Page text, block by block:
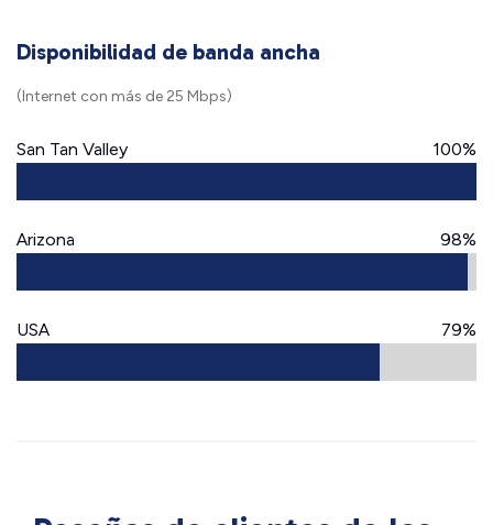
Disponibilidad de banda ancha
(Internet con más de 25 Mbps)
San Tan Valley 100%
Arizona 98%
USA 79%